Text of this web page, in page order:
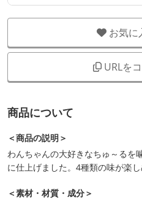
お気に
URLを
商品について
＜商品の説明＞
わんちゃんの大好きなちゅ～るを
に仕上げました。4種類の味が楽し
＜素材・材質・成分＞